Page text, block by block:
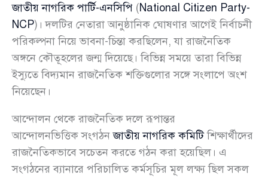
জাতীয় নাগরিক পার্টি-এনসিপি (National Citizen Party-
NCP)। দলটির নেতারা আনুষ্ঠানিক ঘোষণার আগেই নির্বাচনী
পরিকল্পনা নিয়ে ভাবনা-চিন্তা করছিলেন, যা রাজনৈতিক
অঙ্গনে কৌতূহলের জন্ম দিয়েছে। বিভিন্ন সময়ে তারা বিভিন্ন
ইস্যুতে বিদ্যমান রাজনৈতিক শক্তিগুলোর সঙ্গে সংলাপে অংশ
নিয়েছেন।
আন্দোলন থেকে রাজনৈতিক দলে রূপান্তর
আন্দোলনভিত্তিক সংগঠনজাতীয় নাগরিক কমিটিশিক্ষার্থীদের
রাজনৈতিকভাবে সচেতন করতে গঠন করা হয়েছিল। এ
সংগঠনের ব্যানারে পরিচালিত কর্মসূচির মূল লক্ষ্য ছিল সকল